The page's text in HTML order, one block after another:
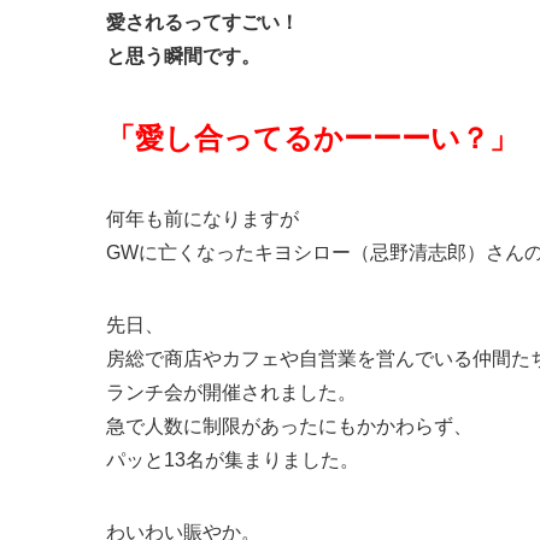
愛されるってすごい！
と思う瞬間です。
「愛し合ってるかーーーい？」
何年も前になりますが
GWに亡くなったキヨシロー（忌野清志郎）さん
先日、
房総で商店やカフェや自営業を営んでいる仲間た
ランチ会が開催されました。
急で人数に制限があったにもかかわらず、
パッと13名が集まりました。
わいわい賑やか。